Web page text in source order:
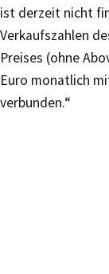
ist derzeit nicht
Verkaufszahlen
Preises (ohne
Euro monatlich
verbunden.“